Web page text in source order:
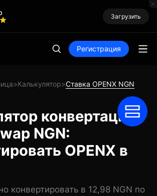
Загрузить
Регистрация
>Калькулятор>Ставка OPENX NGN
конвертации
NGN:
OPENX в
конвертировать в 12,98 NGN по